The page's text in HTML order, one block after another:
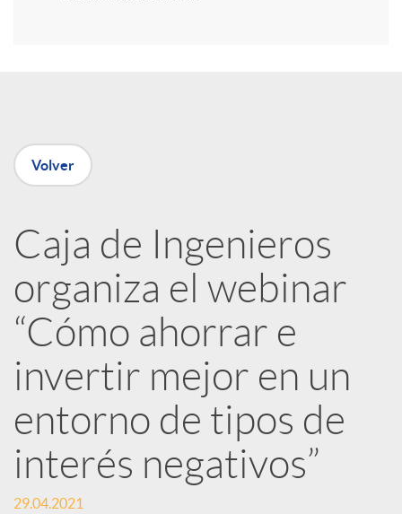
n
e
d
e
s
S
Volver
Caja de Ingenieros
organiza el webinar
“Cómo ahorrar e
invertir mejor en un
entorno de tipos de
interés negativos”
29.04.2021